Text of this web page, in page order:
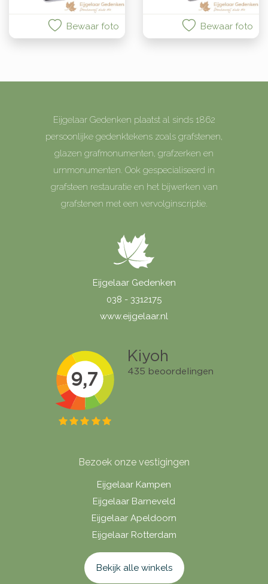
Bewaar foto Bewaar foto
Eijgelaar Gedenken plaatst al sinds 1862
persoonlijke gedenktekens zoals grafstenen,
glazen grafmonumenten, grafzerken en
urnmonumenten. Ook gespecialiseerd in
grafsteen restauratie en het bijwerken van
grafstenen met een vervolginscriptie.
Eijgelaar Gedenken
038 - 3312175
www.eijgelaar.nl
Bezoek onze vestigingen
Eijgelaar Kampen
Eijgelaar Barneveld
Eijgelaar Apeldoorn
Eijgelaar Rotterdam
Bekijk alle winkels